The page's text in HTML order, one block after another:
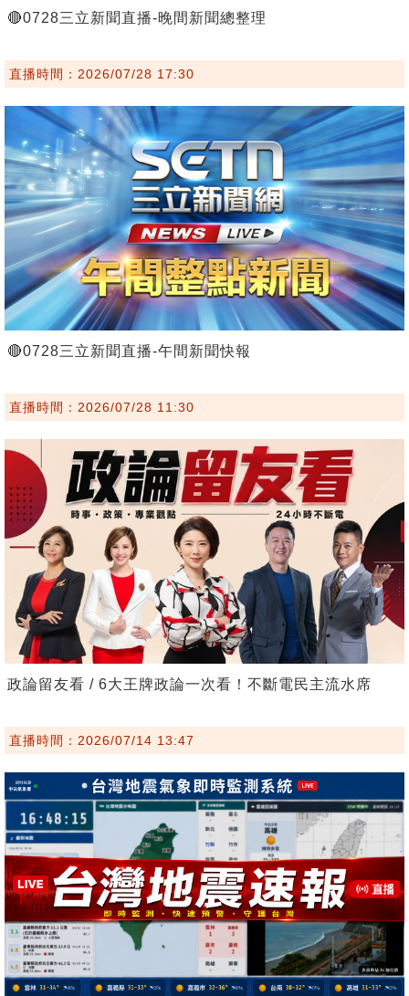
🔴0728三立新聞直播-晚間新聞總整理
直播時間：2026/07/28 17:30
🔴0728三立新聞直播-午間新聞快報
直播時間：2026/07/28 11:30
政論留友看 / 6大王牌政論一次看！不斷電民主流水席
直播時間：2026/07/14 13:47